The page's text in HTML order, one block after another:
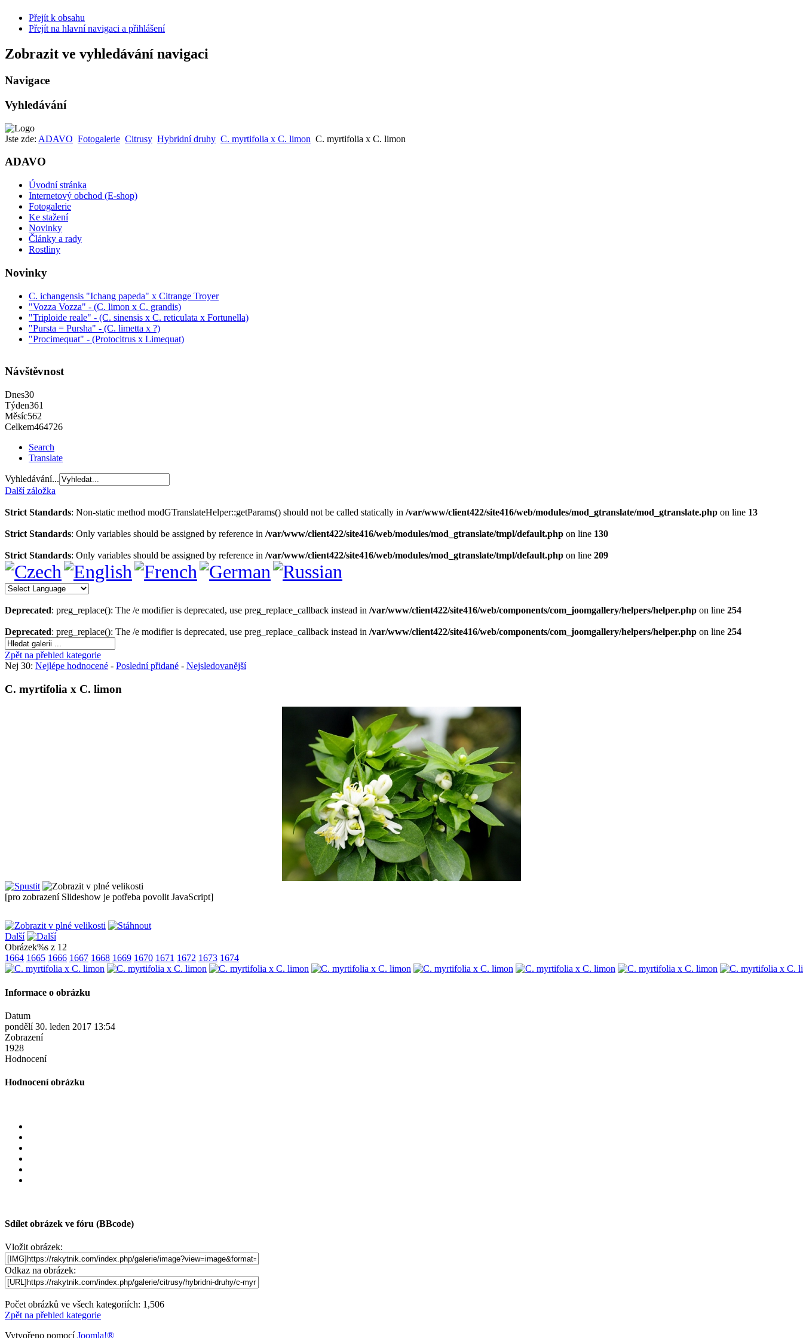
Přejít k obsahu
Přejít na hlavní navigaci a přihlášení
Zobrazit ve vyhledávání navigaci
Navigace
Vyhledávání
Jste zde: ADAVO Fotogalerie Citrusy Hybridní druhy C. myrtifolia x C. limon C. myrtifolia x C. limon
ADAVO
Úvodní stránka
Internetový obchod (E-shop)
Fotogalerie
Ke stažení
Novinky
Články a rady
Rostliny
Novinky
C. ichangensis "Ichang papeda" x Citrange Troyer
"Vozza Vozza" - (C. limon x C. grandis)
"Triploide reale" - (C. sinensis x C. reticulata x Fortunella)
"Pursta = Pursha" - (C. limetta x ?)
"Procimequat" - (Protocitrus x Limequat)
Návštěvnost
Dnes30
Týden361
Měsíc562
Celkem464726
Search
Translate
Vyhledávání...
Další záložka
Strict Standards: Non-static method modGTranslateHelper::getParams() should not be called statically in /var/www/client422/site416/web/modules/mod_gtranslate/mod_gtranslate.php on line 13
Strict Standards: Only variables should be assigned by reference in /var/www/client422/site416/web/modules/mod_gtranslate/tmpl/default.php on line 130
Strict Standards: Only variables should be assigned by reference in /var/www/client422/site416/web/modules/mod_gtranslate/tmpl/default.php on line 209
Deprecated: preg_replace(): The /e modifier is deprecated, use preg_replace_callback instead in /var/www/client422/site416/web/components/com_joomgallery/helpers/helper.php on line 254
Deprecated: preg_replace(): The /e modifier is deprecated, use preg_replace_callback instead in /var/www/client422/site416/web/components/com_joomgallery/helpers/helper.php on line 254
Zpět na přehled kategorie
Nej 30: Nejlépe hodnocené - Poslední přidané - Nejsledovanější
C. myrtifolia x C. limon
[pro zobrazení Slideshow je potřeba povolit JavaScript]
Další
Obrázek%s z 12
1664 1665 1666 1667 1668 1669 1670 1671 1672 1673 1674
Informace o obrázku
Datum
pondělí 30. leden 2017 13:54
Zobrazení
1928
Hodnocení
Hodnocení obrázku
Sdílet obrázek ve fóru (BBcode)
Vložit obrázek:
Odkaz na obrázek:
Počet obrázků ve všech kategoriích: 1,506
Zpět na přehled kategorie
Vytvořeno pomocíJoomla!®